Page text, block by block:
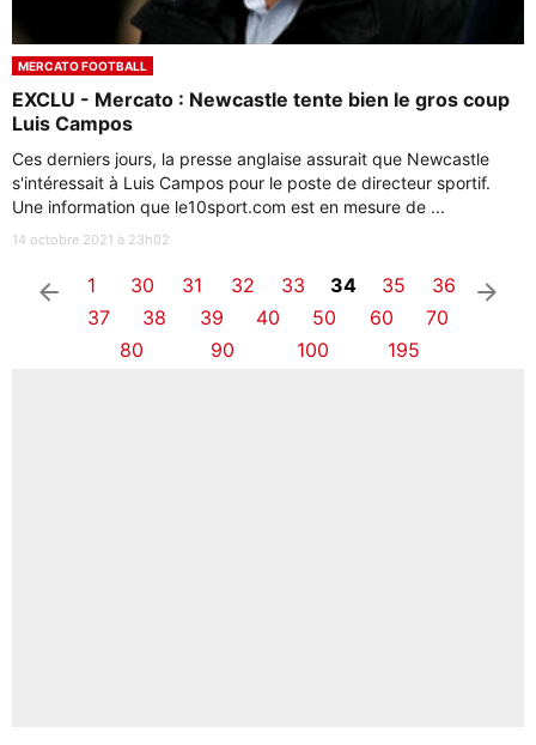
MERCATO FOOTBALL
EXCLU - Mercato : Newcastle tente bien le gros coup
Luis Campos
Ces derniers jours, la presse anglaise assurait que Newcastle
s'intéressait à Luis Campos pour le poste de directeur sportif.
Une information que le10sport.com est en mesure de ...
14 octobre 2021 à 23h02
arrow_left 1 30 31 32 33 34 35
36
37
38 39 40 50 60
70
80
90 100 195
arrow_right